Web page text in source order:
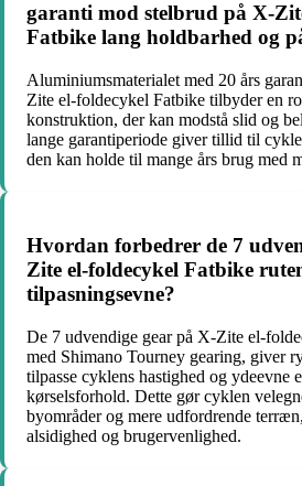
garanti mod stelbrud på X-
Fatbike lang holdbarhed og
Aluminiumsmaterialet med 20 års
Zite el-foldecykel Fatbike tilbyder en
konstruktion, der kan modstå slid og
lange garantiperiode giver tillid til
den kan holde til mange års brug med
Hvordan forbedrer de 7
Zite el-foldecykel Fatbike
tilpasningsevne?
De 7 udvendige gear på X-Zite el-
med Shimano Tourney gearing, giver
tilpasse cyklens hastighed og ydeevne
kørselsforhold. Dette gør cyklen
byområder og mere udfordrende
alsidighed og brugervenlighed.